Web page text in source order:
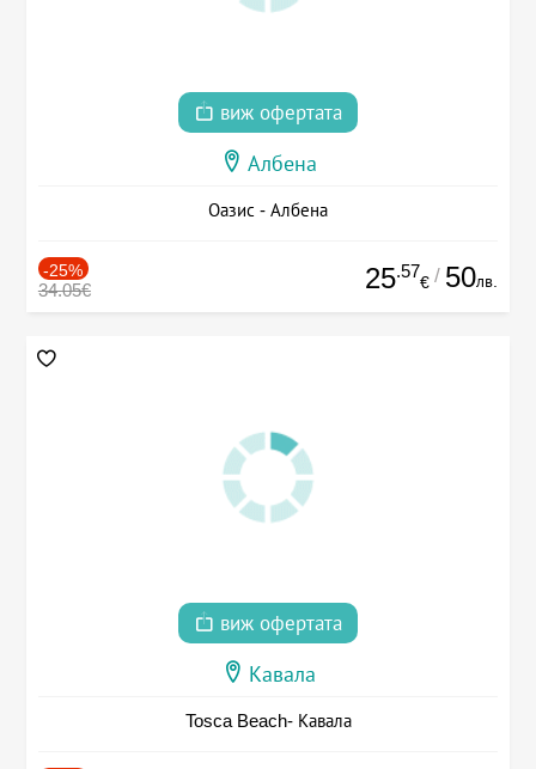
виж офертата
Албена
Оазис - Албена
-25%
34.05€ 25.57
€ / 50лв.
виж офертата
Кавала
Tosca Beach- Кавала